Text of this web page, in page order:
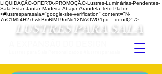
LIQUIDAÇÃO-OFERTA-PROMOÇÃO-Lustres-Luminárias-Pendentes-
Sala-Estar-Jantar-Madeira-Abajur-Arandela-Teto-Plafon ...
<#lustresparasala="google-site-verification" content="N-
7uC1M54H2xhwkBmRlMT9mNq12NAOWG1pd__qoorlQ" />
LUSTRES PARA SALA